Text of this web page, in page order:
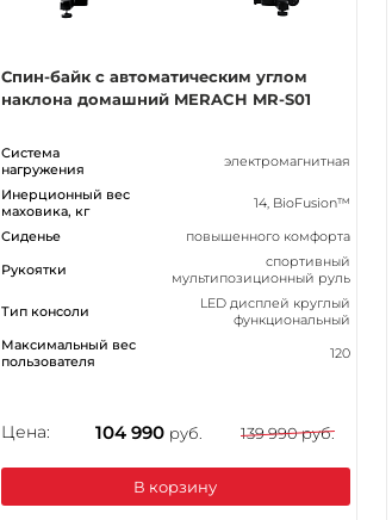
Спин-байк с автоматическим углом
наклона домашний MERACH MR-S01
Система
нагружения
электромагнитная
Инерционный вес
маховика, кг
14, BioFusion™
Сиденье
повышенного комфорта
Рукоятки
спортивный
мультипозиционный руль
Тип консоли
LED дисплей круглый
функциональный
Максимальный вес
пользователя
120
Цена: 104 990 руб. 139 990 руб.
В корзину